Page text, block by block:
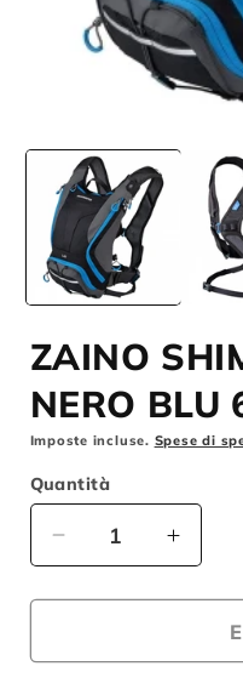
contenuti
multimediali
finestra
modale
ZAINO
NERO BLU
Imposte incluse. Spese di
Quantità
Diminuisci
quantità
per
SHIMANO
quantità
per